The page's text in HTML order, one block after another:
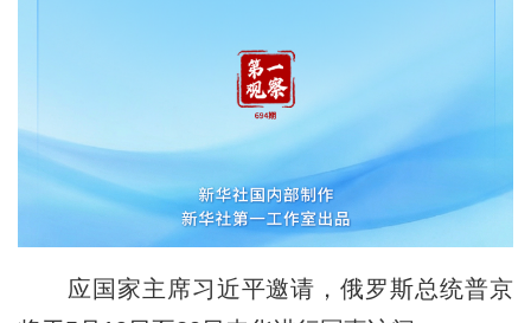
应国家主席习近平邀请，俄罗斯总统普京